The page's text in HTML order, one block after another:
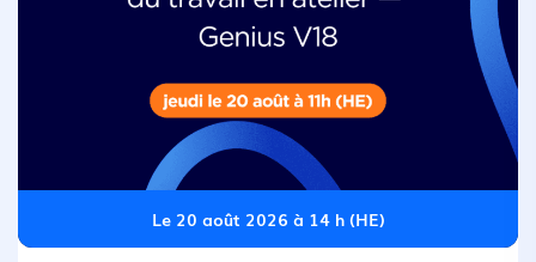
Le 20 août 2026 à 14 h (HE)